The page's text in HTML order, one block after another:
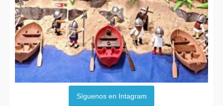
Síguenos en Intagram